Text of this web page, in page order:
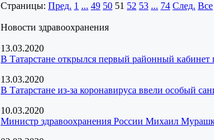
Страницы: Пред. 1 ... 49 50 51 52 53 ... 74 След. Все
Новости здравоохранения
13.03.2020
В Татарстане открылся первый районный
13.03.2020
В Татарстане из-за коронавируса ввели особый
10.03.2020
Министр здравоохранения России Михаил